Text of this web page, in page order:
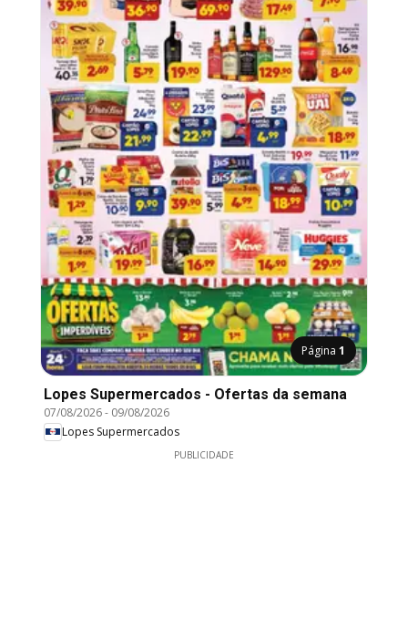
Página 1
Lopes Supermercados - Ofertas da semana
07/08/2026- 09/08/2026
Lopes Supermercados
PUBLICIDADE